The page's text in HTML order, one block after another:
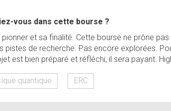
vous dans cette bourse ?
et sa finalité. Cette bourse ne prône
pistes de recherche. Pas encore explorées.
est bien préparé et réfléchi, il sera payant.
quantique ERC